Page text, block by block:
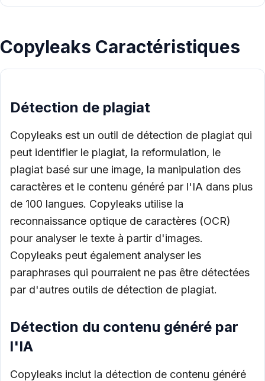
Copyleaks Caractéristiques
Détection de plagiat
Copyleaks est un outil de détection de plagiat qui
peut identifier le plagiat, la reformulation, le
plagiat basé sur une image, la manipulation des
caractères et le contenu généré par l'IA dans plus
de 100 langues. Copyleaks utilise la
reconnaissance optique de caractères (OCR)
pour analyser le texte à partir d'images.
Copyleaks peut également analyser les
paraphrases qui pourraient ne pas être détectées
par d'autres outils de détection de plagiat.
Détection du contenu généré par
l'IA
Copyleaks inclut la détection de contenu généré